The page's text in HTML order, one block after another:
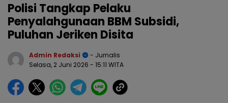
Polisi Tangkap Pelaku
Penyalahgunaan BBM Subsidi,
Puluhan Jeriken Disita
Admin Redaksi
- Jurnalis
Selasa, 2 Juni 2026 - 15:11 WITA